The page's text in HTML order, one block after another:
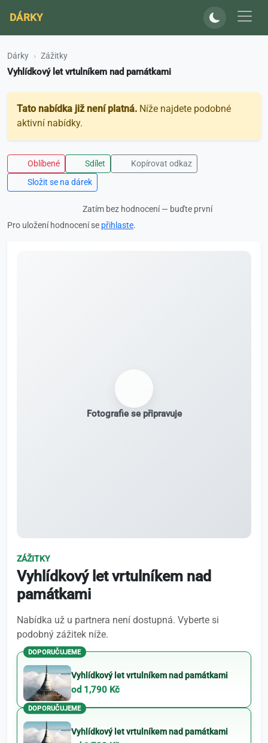
DÁRKY
Dárky Zážitky
Vyhlídkový let vrtulníkem nad památkami
Tato nabídka již není platná. Níže najdete podobné
aktivní nabídky.
Oblíbené Sdílet
Kopírovat odkaz
Složit se na dárek
Zatím bez hodnocení — buďte první
Pro uložení hodnocení se přihlaste.
Fotografie se připravuje
ZÁŽITKY
Vyhlídkový let vrtulníkem nad
památkami
Nabídka už u partnera není dostupná. Vyberte si
podobný zážitek níže.
DOPORUČUJEME
Vyhlídkový let vrtulníkem nad památkami
od 1,790 Kč
DOPORUČUJEME
Vyhlídkový let vrtulníkem nad památkami